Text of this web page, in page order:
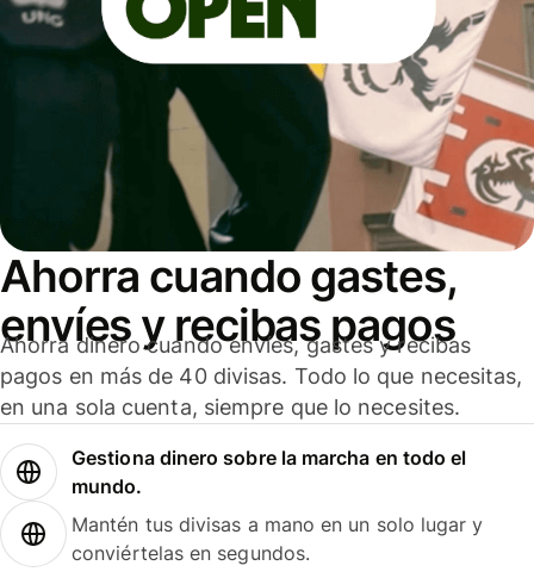
Ahorra cuando gastes,
envíes y recibas pagos
Ahorra dinero cuando envíes, gastes y recibas
pagos en más de 40 divisas. Todo lo que necesitas,
en una sola cuenta, siempre que lo necesites.
Gestiona dinero sobre la marcha en todo el
mundo.
Mantén tus divisas a mano en un solo lugar y
conviértelas en segundos.